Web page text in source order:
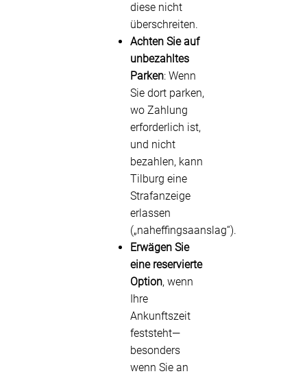
diese nicht
überschreiten.
Achten Sie auf
unbezahltes
Parken: Wenn
Sie dort parken,
wo Zahlung
erforderlich ist,
und nicht
bezahlen, kann
Tilburg eine
Strafanzeige
erlassen
(„naheffingsaanslag“).
Erwägen Sie
eine reservierte
Option, wenn
Ihre
Ankunftszeit
feststeht—
besonders
wenn Sie an